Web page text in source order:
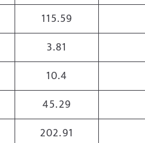
115.59
3.81
10.4
45.29
202.91